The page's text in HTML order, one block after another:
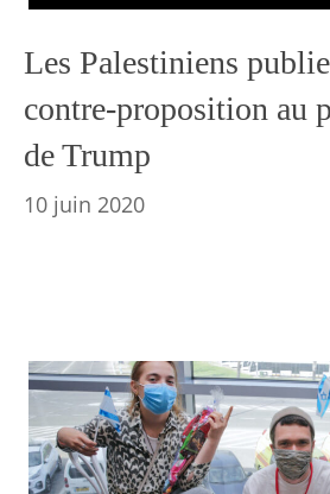
Les Palestiniens
contre-proposition au
de Trump
10 juin 2020